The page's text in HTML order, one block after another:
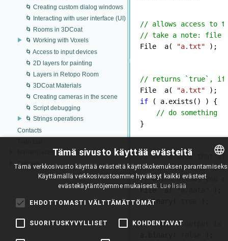
🌀 Creating custom dialog windows
🌀 Interacting with user interface (UI)
🌀 Rooms in 3DCoat
🌀 Working with Voxels
🌀 Access to input devices
🌀 2D layers for painting
🌀 Layers in Retopo Room
🌀 3DCoat Materials
🌀 Creating cameras in the scene
🌀 Script debugging
🌀 Strings operations
Contacts
Namespaces
Classes
// allows access to
// take a note: file
File  a(
"a.txt"
// returns `true`, if
File  a(
"a.txt"
if ( a.exists() ) {
// do something
// set a mode that
// nor only with text
// which allows you
File  a( "a.data"
a.binary(
// input / output is
ENGLISH
Tämä sivusto käyttää evästeitä
Tämä verkkosivusto käyttää evästeitä käyttökokemuksen
Käyttämällä verkkosivustoamme hyväksyt kaikki evästeet
evästekäytäntöjemme mukaisesti. Lue lisää
EHDOTTOMASTI VÄLTTÄMÄTTÖMÄT
SUORITUSKYVYLLISET KOHDENTAVAT